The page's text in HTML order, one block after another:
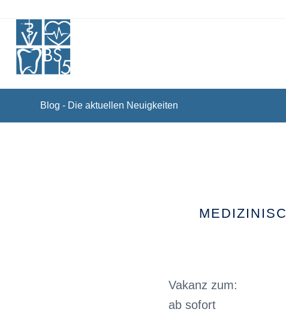
Blog - Die aktuellen Neuigkeiten
Vakanz zum:
ab sofort